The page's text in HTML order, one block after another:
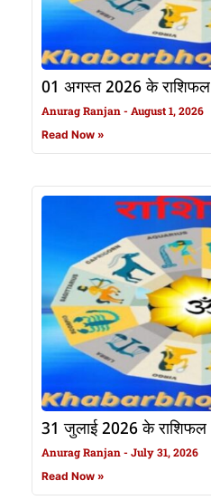
01 अगस्त 2026 के राशिफल
Anurag Ranjan August 1, 2026
Read Now »
31 जुलाई 2026 के राशिफल
Anurag Ranjan July 31, 2026
Read Now »